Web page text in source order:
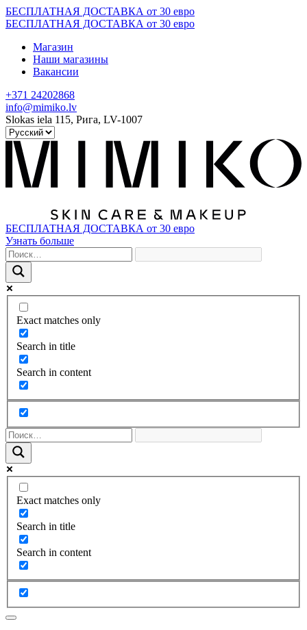
Skip
to
БЕСПЛАТНАЯ ДОСТАВКА от 30 евро
БЕСПЛАТНАЯ ДОСТАВКА от 30 евро
Магазин
Наши магазины
Вакансии
+371 24202868
info@mimiko.lv
Slokas iela 115, Рига, LV-1007
БЕСПЛАТНАЯ ДОСТАВКА от 30 евро
Узнать больше
Exact matches only
Search in title
Search in content
Exact matches only
Search in title
Search in content